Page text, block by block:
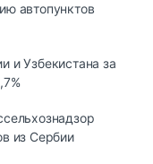
автопунктов
и Узбекистана за
из Сербии